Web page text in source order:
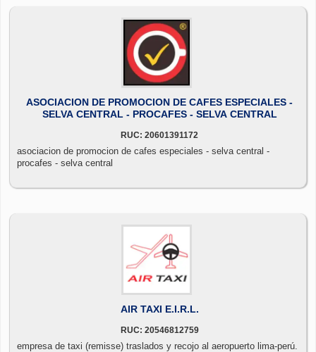
ASOCIACION DE PROMOCION DE CAFES ESPECIALES -
SELVA CENTRAL - PROCAFES - SELVA CENTRAL
RUC: 20601391172
asociacion de promocion de cafes especiales - selva central -
procafes - selva central
AIR TAXI E.I.R.L.
RUC: 20546812759
empresa de taxi (remisse) traslados y recojo al aeropuerto lima-perú.